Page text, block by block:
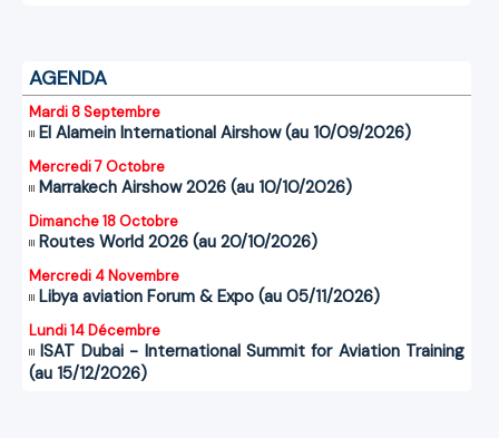
AGENDA
Mardi 8 Septembre
El Alamein International Airshow (au 10/09/2026)
Mercredi 7 Octobre
Marrakech Airshow 2026 (au 10/10/2026)
Dimanche 18 Octobre
Routes World 2026 (au 20/10/2026)
Mercredi 4 Novembre
Libya aviation Forum & Expo (au 05/11/2026)
Lundi 14 Décembre
ISAT Dubai - International Summit for Aviation Training
(au 15/12/2026)